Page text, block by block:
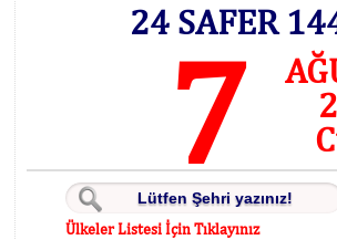
24 SAFER
7
Ülkeler Listesi İçin Tıklayınız